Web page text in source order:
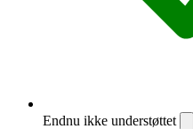
Endnu ikke understøttet